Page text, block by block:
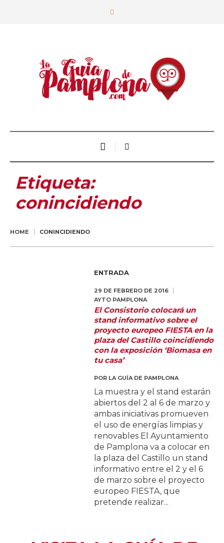
Etiqueta:
conincidiendo
HOME CONINCIDIENDO
ENTRADA
29 DE FEBRERO DE 2016
AYTO PAMPLONA
El Consistorio colocará un
stand informativo sobre el
proyecto europeo FIESTA en la
plaza del Castillo coincidiendo
con la exposición ‘Biomasa en
tu casa’
POR LA GUÍA DE PAMPLONA
La muestra y el stand estarán
abiertos del 2 al 6 de marzo y
ambas iniciativas promueven
el uso de energías limpias y
renovables El Ayuntamiento
de Pamplona va a colocar en
la plaza del Castillo un stand
informativo entre el 2 y el 6
de marzo sobre el proyecto
europeo FIESTA, que
pretende realizar...